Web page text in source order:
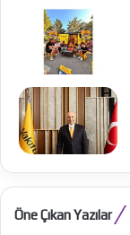
Öne Çıkan Yazılar